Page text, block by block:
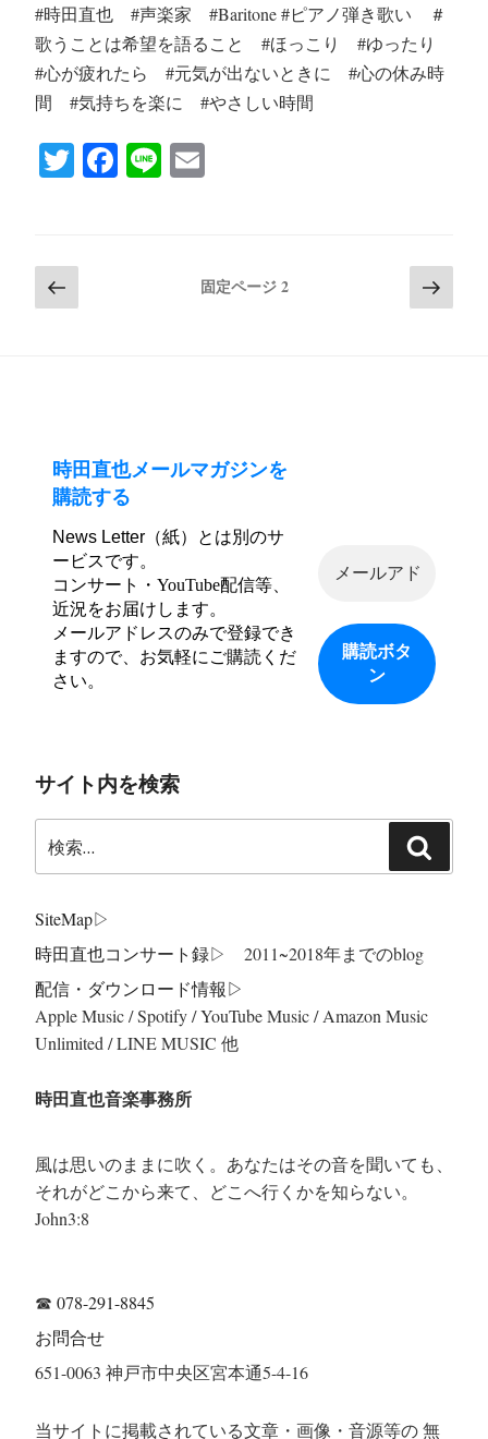
#時田直也 #声楽家 #Baritone #ピアノ弾き歌い ＃
歌うことは希望を語ること #ほっこり #ゆったり
#心が疲れたら #元気が出ないときに #心の休み時
間 #気持ちを楽に #やさしい時間
T
r
Fa Li
投
稿
送
り
の
固定ページ2 次
の
時田直也メールマガジンを
購読する
News Letter（紙）とは別のサ
ービスです。
コンサート・YouTube配信等、
近況をお届けします。
メールアドレスのみで登録でき
ますので、お気軽にご購読くだ
さい。
サイト内を検索
索:
索
SiteMap▷
時田直也コンサート録▷ 2011~2018年までのblog
配信・ダウンロード情報▷
Apple Music / Spotify / YouTube Music / Amazon Music
Unlimited / LINE MUSIC 他
時田直也音楽事務所
風は思いのままに吹く。あなたはその音を聞いても、
それがどこから来て、どこへ行くかを知らない。
John3:8
☎ 078-291-8845
お問合せ
651-0063 神戸市中央区宮本通5-4-16
当サイトに掲載されている文章・画像・音源等の 無